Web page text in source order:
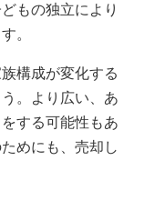
もの独立により
。
構成が変化する
。より広い、あ
する可能性もあ
めにも、売却し